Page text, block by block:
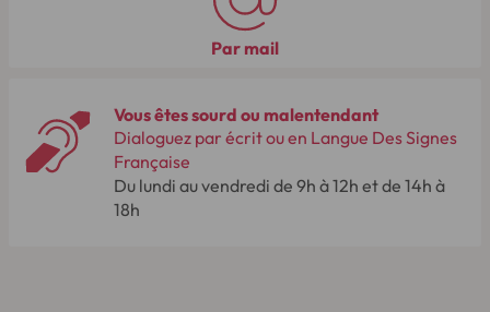
Par mail
Vous êtes sourd ou malentendant
Dialoguez par écrit ou en Langue Des Signes
Française
Du lundi au vendredi de 9h à 12h et de 14h à
18h